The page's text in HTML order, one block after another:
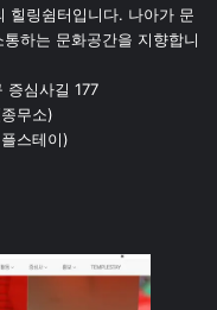
힐링쉼터입니다. 나아가 문
하는 문화공간을 지향합니
증심사길 177
무소)
스테이)